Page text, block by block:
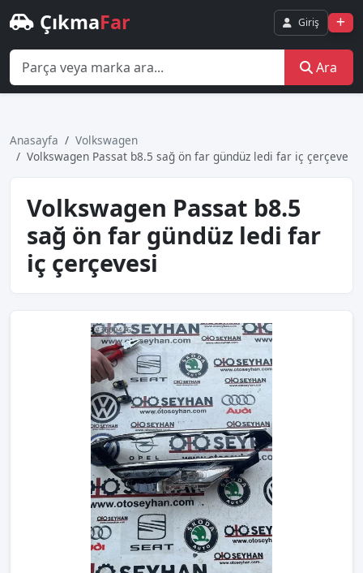
ÇıkmaFar Giriş
Ara
Anasayfa
Volkswagen
Volkswagen Passat b8.5 sağ ön far gündüz ledi far iç çerçeve
Volkswagen Passat b8.5
sağ ön far gündüz ledi far
iç çerçevesi